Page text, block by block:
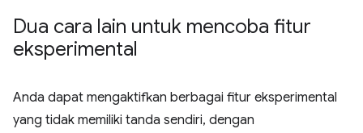
Dua cara lain untuk mencoba fitur
eksperimental
Anda dapat mengaktifkan berbagai fitur eksperimental
yang tidak memiliki tanda sendiri, dengan